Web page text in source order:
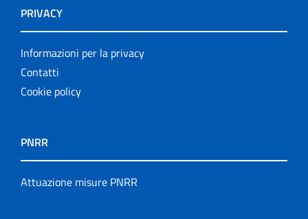
PRIVACY
Informazioni per la privacy
Contatti
Cookie policy
PNRR
Attuazione misure PNRR